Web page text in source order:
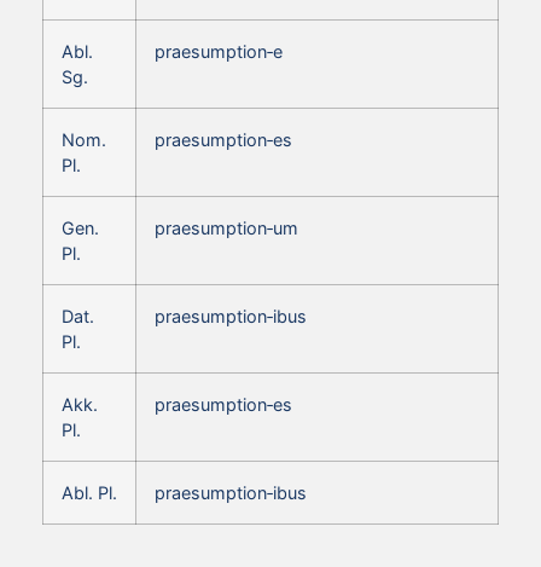
Abl.
Sg.
praesumption‑e
Nom.
Pl.
praesumption‑es
Gen.
Pl.
praesumption‑um
Dat.
Pl.
praesumption‑ibus
Akk.
Pl.
praesumption‑es
Abl. Pl. praesumption‑ibus